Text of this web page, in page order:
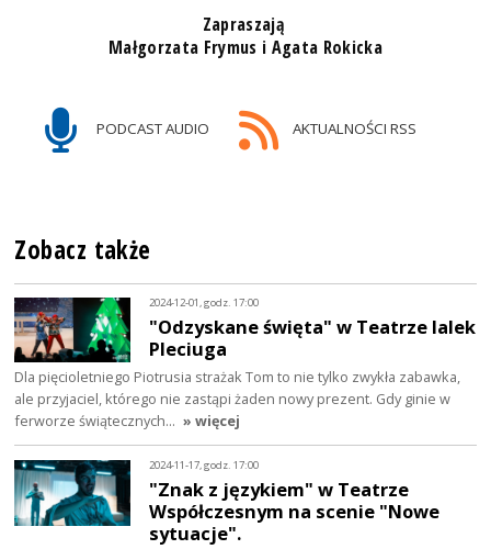
Zapraszają
Małgorzata Frymus i Agata Rokicka
PODCAST AUDIO AKTUALNOŚCI RSS
Zobacz także
2024-12-01, godz. 17:00
"Odzyskane święta" w Teatrze lalek
Pleciuga
Dla pięcioletniego Piotrusia strażak Tom to nie tylko zwykła zabawka,
ale przyjaciel, którego nie zastąpi żaden nowy prezent. Gdy ginie w
ferworze świątecznych… » więcej
2024-11-17, godz. 17:00
"Znak z językiem" w Teatrze
Współczesnym na scenie "Nowe
sytuacje".